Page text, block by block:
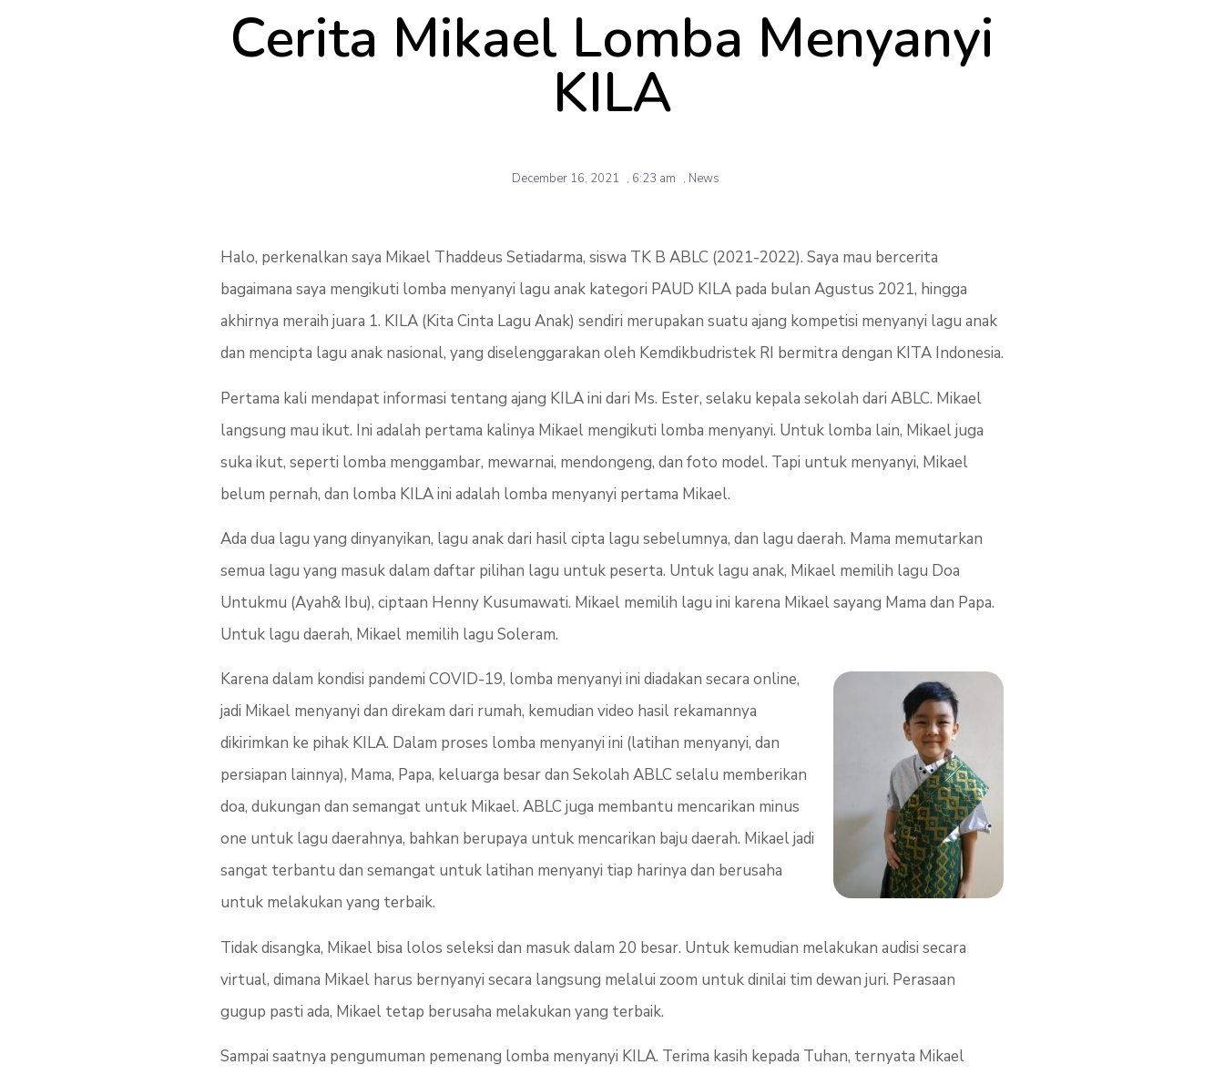
Cerita Mikael Lomba Menyanyi
KILA
December 16, 2021 , 6:23 am , News
Halo, perkenalkan saya Mikael Thaddeus Setiadarma, siswa TK B ABLC (2021-2022). Saya mau bercerita
bagaimana saya mengikuti lomba menyanyi lagu anak kategori PAUD KILA pada bulan Agustus 2021, hingga
akhirnya meraih juara 1. KILA (Kita Cinta Lagu Anak) sendiri merupakan suatu ajang kompetisi menyanyi lagu anak
dan mencipta lagu anak nasional, yang diselenggarakan oleh Kemdikbudristek RI bermitra dengan KITA Indonesia.
Pertama kali mendapat informasi tentang ajang KILA ini dari Ms. Ester, selaku kepala sekolah dari ABLC. Mikael
langsung mau ikut. Ini adalah pertama kalinya Mikael mengikuti lomba menyanyi. Untuk lomba lain, Mikael juga
suka ikut, seperti lomba menggambar, mewarnai, mendongeng, dan foto model. Tapi untuk menyanyi, Mikael
belum pernah, dan lomba KILA ini adalah lomba menyanyi pertama Mikael.
Ada dua lagu yang dinyanyikan, lagu anak dari hasil cipta lagu sebelumnya, dan lagu daerah. Mama memutarkan
semua lagu yang masuk dalam daftar pilihan lagu untuk peserta. Untuk lagu anak, Mikael memilih lagu Doa
Untukmu (Ayah& Ibu), ciptaan Henny Kusumawati. Mikael memilih lagu ini karena Mikael sayang Mama dan Papa.
Untuk lagu daerah, Mikael memilih lagu Soleram.
Karena dalam kondisi pandemi COVID-19, lomba menyanyi ini diadakan secara online,
jadi Mikael menyanyi dan direkam dari rumah, kemudian video hasil rekamannya
dikirimkan ke pihak KILA. Dalam proses lomba menyanyi ini (latihan menyanyi, dan
persiapan lainnya), Mama, Papa, keluarga besar dan Sekolah ABLC selalu memberikan
doa, dukungan dan semangat untuk Mikael. ABLC juga membantu mencarikan minus
one untuk lagu daerahnya, bahkan berupaya untuk mencarikan baju daerah. Mikael jadi
sangat terbantu dan semangat untuk latihan menyanyi tiap harinya dan berusaha
untuk melakukan yang terbaik.
Tidak disangka, Mikael bisa lolos seleksi dan masuk dalam 20 besar. Untuk kemudian melakukan audisi secara
virtual, dimana Mikael harus bernyanyi secara langsung melalui zoom untuk dinilai tim dewan juri. Perasaan
gugup pasti ada, Mikael tetap berusaha melakukan yang terbaik.
Sampai saatnya pengumuman pemenang lomba menyanyi KILA. Terima kasih kepada Tuhan, ternyata Mikael